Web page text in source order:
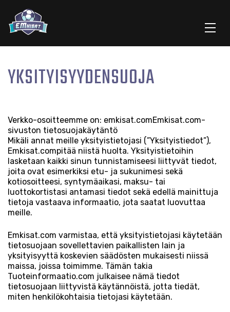
YKSITYISYYDENSUOJA
Verkko-osoitteemme on: emkisat.comEmkisat.com-
sivuston tietosuojakäytäntö
Mikäli annat meille yksityistietojasi (”Yksityistiedot”),
Emkisat.compitää niistä huolta. Yksityistietoihin
lasketaan kaikki sinun tunnistamiseesi liittyvät tiedot,
joita ovat esimerkiksi etu- ja sukunimesi sekä
kotiosoitteesi, syntymäaikasi, maksu- tai
luottokortistasi antamasi tiedot sekä edellä mainittuja
tietoja vastaava informaatio, jota saatat luovuttaa
meille.
Emkisat.com varmistaa, että yksityistietojasi käytetään
tietosuojaan sovellettavien paikallisten lain ja
yksityisyyttä koskevien säädösten mukaisesti niissä
maissa, joissa toimimme. Tämän takia
Tuoteinformaatio.com julkaisee nämä tiedot
tietosuojaan liittyvistä käytännöistä, jotta tiedät,
miten henkilökohtaisia tietojasi käytetään.